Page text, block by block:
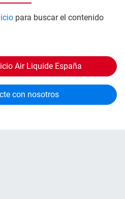
para buscar el contenido
Air Liquide España
con nosotros